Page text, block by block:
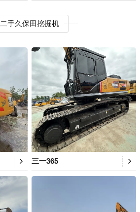
二手久保田挖掘机
三一365